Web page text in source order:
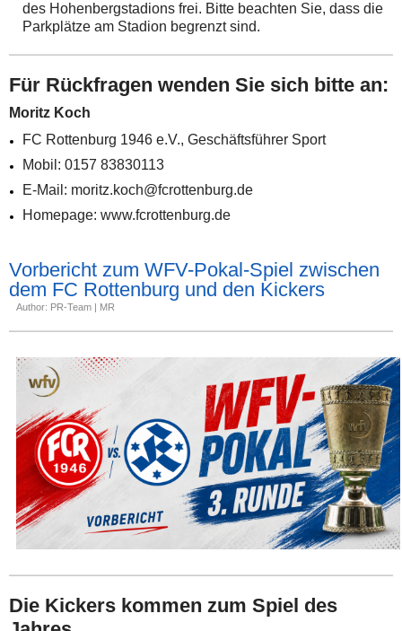
des Hohenbergstadions frei. Bitte beachten Sie, dass die
Parkplätze am Stadion begrenzt sind.
Für Rückfragen wenden Sie sich bitte an:
Moritz Koch
FC Rottenburg 1946 e.V., Geschäftsführer Sport
Mobil: 0157 83830113
E-Mail: moritz.koch@fcrottenburg.de
Homepage: www.fcrottenburg.de
Vorbericht zum WFV-Pokal-Spiel zwischen
dem FC Rottenburg und den Kickers
Author: PR-Team | MR
Die Kickers kommen zum Spiel des